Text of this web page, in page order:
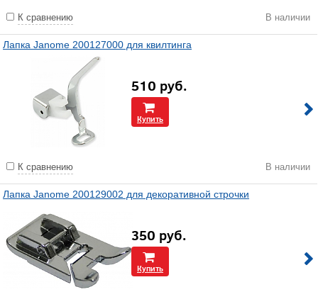
К сравнению В наличии
Лапка Janome 200127000 для квилтинга
510 руб.
Купить
К сравнению В наличии
Лапка Janome 200129002 для декоративной строчки
350 руб.
Купить